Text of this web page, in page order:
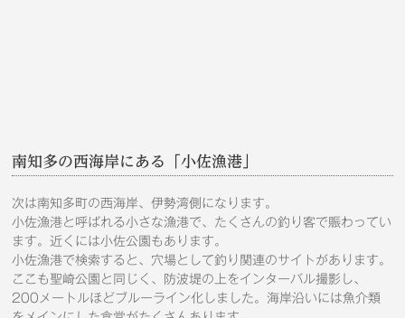
南知多の西海岸にある「小佐漁港」
次は南知多町の西海岸、伊勢湾側になります。
小佐漁港と呼ばれる小さな漁港で、たくさんの釣り客で賑わってい
ます。近くには小佐公園もあります。
小佐漁港で検索すると、穴場として釣り関連のサイトがあります。
ここも聖崎公園と同じく、防波堤の上をインターバル撮影し、
200メートルほどブルーライン化しました。海岸沿いには魚介類